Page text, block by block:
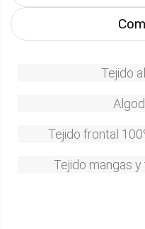
Tejido
Tejido frontal
Tejido mangas